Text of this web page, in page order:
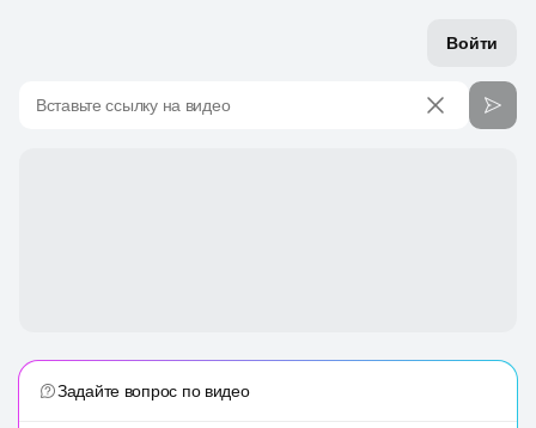
Войти
Вставьте ссылку на видео
Задайте вопрос по видео